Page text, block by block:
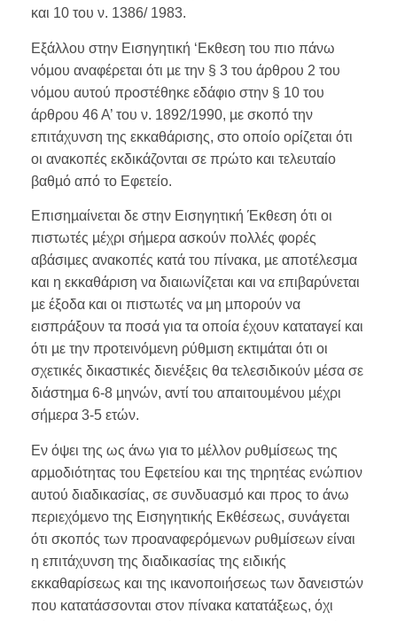
και 10 του ν. 1386/ 1983.
Εξάλλου στην Εισηγητική ‘Εκθεση του πιο πάνω
νόµου αναφέρεται ότι µε την § 3 του άρθρου 2 του
νόµου αυτού προστέθηκε εδάφιο στην § 10 του
άρθρου 46 Α’ του ν. 1892/1990, µε σκοπό την
επιτάχυνση της εκκαθάρισης, στο οποίο ορίζεται ότι
οι ανακοπές εκδικάζονται σε πρώτο και τελευταίο
βαθµό από το Εφετείο.
Επισηµαίνεται δε στην Εισηγητική Έκθεση ότι οι
πιστωτές µέχρι σήµερα ασκούν πολλές φορές
αβάσιµες ανακοπές κατά του πίνακα, µε αποτέλεσµα
και η εκκαθάριση να διαιωνίζεται και να επιβαρύνεται
µε έξοδα και οι πιστωτές να µη µπορούν να
εισπράξουν τα ποσά για τα οποία έχουν καταταγεί και
ότι µε την προτεινόµενη ρύθµιση εκτιµάται ότι οι
σχετικές δικαστικές διενέξεις θα τελεσιδικούν µέσα σε
διάστηµα 6-8 µηνών, αντί του απαιτουµένου µέχρι
σήµερα 3-5 ετών.
Εν όψει της ως άνω για το µέλλον ρυθµίσεως της
αρµοδιότητας του Εφετείου και της τηρητέας ενώπιον
αυτού διαδικασίας, σε συνδυασµό και προς το άνω
περιεχόµενο της Εισηγητικής Εκθέσεως, συνάγεται
ότι σκοπός των προαναφερόµενων ρυθµίσεων είναι
η επιτάχυνση της διαδικασίας της ειδικής
εκκαθαρίσεως και της ικανοποιήσεως των δανειστών
που κατατάσσονται στον πίνακα κατατάξεως, όχι